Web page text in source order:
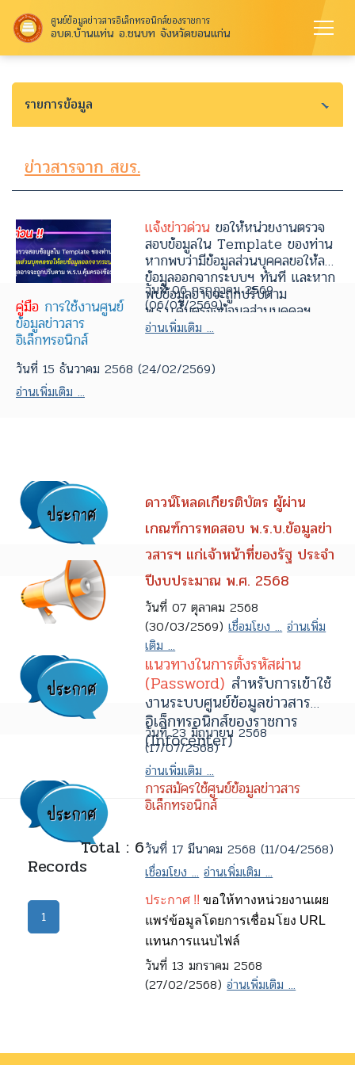
ศูนย์ข้อมูลข่าวสารอิเล็กทรอนิกส์ของราชการ
อบต.บ้านแท่น อ.ชนบท จังหวัดขอนแก่น
รายการข้อมูล
ข่าวสารจาก สขร.
แจ้งข่าวด่วน ขอให้หน่วยงานตรวจ
สอบข้อมูลใน Template ของท่าน
หากพบว่ามีข้อมูลส่วนบุคคลขอให้ลบ
ข้อมูลออกจากระบบฯ ทันที และหาก
พบข้อมูลอาจจะถูกปรับตาม
พ.ร.บ.คุ้มครองข้อมูลส่วนบุคคลฯ
วันที่ 06 กรกฎาคม 2569
(06/07/2569)
อ่านเพิ่มเติม ...
คู่มือ การใช้งานศูนย์
ข้อมูลข่าวสาร
อิเล็กทรอนิกส์
วันที่ 15 ธันวาคม 2568 (24/02/2569)
อ่านเพิ่มเติม ...
ดาวน์โหลดเกียรติบัตร ผู้ผ่าน
เกณฑ์การทดสอบ พ.ร.บ.ข้อมูลข่า
วสารฯ แก่เจ้าหน้าที่ของรัฐ ประจำ
ปีงบประมาณ พ.ศ. 2568
วันที่ 07 ตุลาคม 2568
(30/03/2569)เชื่อมโยง ... อ่านเพิ่ม
เติม ...
แนวทางในการตั้งรหัสผ่าน
(Password) สำหรับการเข้าใช้
งานระบบศูนย์ข้อมูลข่าวสาร
อิเล็กทรอนิกส์ของราชการ
(Infocenter)
วันที่ 23 มิถุนายน 2568
(17/07/2568)
อ่านเพิ่มเติม ...
การสมัครใช้ศูนย์ข้อมูลข่าวสาร
อิเล็กทรอนิกส์
วันที่ 17 มีนาคม 2568 (11/04/2568)
เชื่อมโยง ... อ่านเพิ่มเติม ...
ประกาศ !!ขอให้ทางหน่วยงานเผย
แพร่ข้อมูลโดยการเชื่อมโยง URL
แทนการแนบไฟล์
วันที่ 13 มกราคม 2568
(27/02/2568)อ่านเพิ่มเติม ...
Total : 6
Records
1